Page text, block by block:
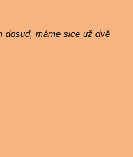
dosud, máme sice už dvě